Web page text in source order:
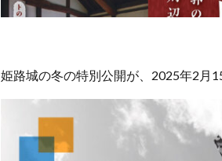
姫路城の冬の特別公開が、2025年2月